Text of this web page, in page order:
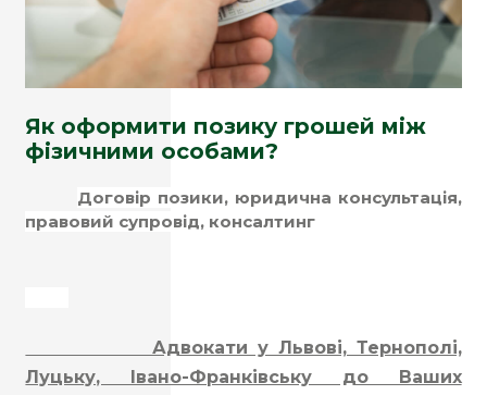
Як оформити позику грошей між
фізичними особами?
Договір позики, юридична консультація,
правовий супровід, консалтинг
Адвокати у Львові, Тернополі,
Луцьку, Івано-Франківську до Ваших